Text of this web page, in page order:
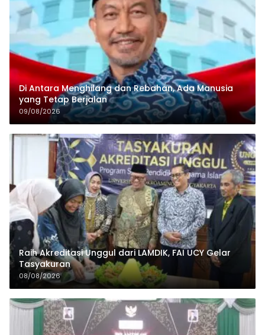
Di Antara Menghilang dan Rebahan, Ada Manusia
yang Tetap Berjalan
09/08/2026
Raih Akreditasi Unggul dari LAMDIK, FAI UCY Gelar
Tasyakuran
08/08/2026